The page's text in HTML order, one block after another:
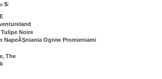
S:
Tulipe Noire
NapeĂŞniania Ogniw Promieniami
The